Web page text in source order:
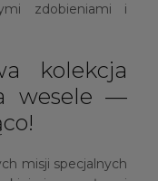
zdobieniami i
kolekcja
wesele —
misji specjalnych